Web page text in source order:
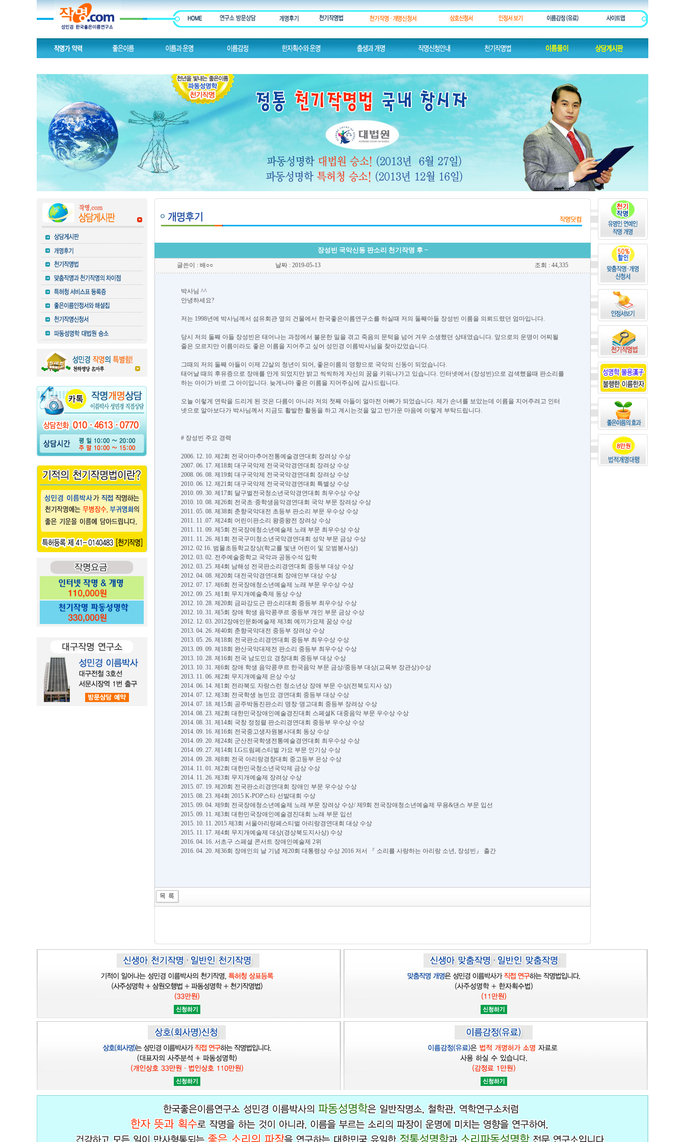
장성빈 국악신동 판소리 천기작명 후 ~
글쓴이 : 배○○ 날짜 : 2019-05-13 조회 : 44,335
박사님 ^^
안녕하세요?
저는 1998년에 박사님께서 섬유회관 옆의 건물에서 한국좋은이름연구소를 하실때 저의 둘째아들 장성빈 이름을 의뢰드렸던 엄마입니다.
당시 저의 둘째 아들 장성빈은 태어나는 과정에서 불운한 일을 겪고 죽음의 문턱을 넘어 겨우 소생했던 상태였습니다. 앞으로의 운명이 어찌될
줄은 모르지만 이름이라도 좋은 이름을 지어주고 싶어 성민경 이름박사님을 찾아갔었습니다.
그때의 저의 둘째 아들이 이제 22살의 청년이 되어, 좋은이름의 영향으로 국악의 신동이 되었습니다.
태어날 때의 후유증으로 장애를 안게 되었지만 밝고 씩씩하게 자신의 꿈을 키워나가고 있습니다. 인터넷에서 (장성빈)으로 검색했을때 판소리를
하는 아이가 바로 그 아이입니다. 늦게나마 좋은 이름을 지어주심에 감사드립니다.
오늘 이렇게 연락을 드리게 된 것은 다름이 아니라 저의 첫째 아들이 얼마전 아빠가 되었습니다. 제가 손녀를 보았는데 이름을 지어주려고 인터
넷으로 알아보다가 박사님께서 지금도 활발한 활동을 하고 계시는것을 알고 반가운 마음에 이렇게 부탁드립니다.
# 장성빈 주요 경력
2006. 12. 10. 제2회 전국아마추어전통예술경연대회 장려상 수상
2007. 06. 17. 제18회 대구국악제 전국국악경연대회 장려상 수상
2008. 06. 08. 제19회 대구국악제 전국국악경연대회 장려상 수상
2010. 06. 12. 제21회 대구국악제 전국국악경연대회 특별상 수상
2010. 09. 30. 제17회 달구벌전국청소년국악경연대회 최우수상 수상
2010. 10. 08. 제26회 전국초·중학생음악경연대회 국악 부문 장려상 수상
2011. 05. 08. 제38회 춘향국악대전 초등부 판소리 부문 우수상 수상
2011. 11 .07. 제24회 어린이판소리 왕중왕전 장려상 수상
2011. 11. 09. 제5회 전국장애청소년예술제 노래 부문 최우수상 수상
2011. 11. 26. 제1회 전국구미청소년국악경연대회 성악 부문 금상 수상
2012. 02 16. 범물초등학교장상(학교를 빛낸 어린이 및 모범봉사상)
2012. 03. 02. 전주예술중학교 국악과 공동수석 입학
2012. 03. 25. 제4회 남해성 전국판소리경연대회 중등부 대상 수상
2012. 04. 08. 제20회 대전국악경연대회 장애인부 대상 수상
2012. 07. 17. 제6회 전국장애청소년예술제 노래 부문 우수상 수상
2012. 09. 25. 제1회 무지개예술축제 동상 수상
2012. 10. 28. 제20회 금파강도근 판소리대회 중등부 최우수상 수상
2012. 10. 31. 제5회 장애 학생 음악콩쿠르 중등부 개인 부문 금상 수상
2012. 12. 03. 2012장애인문화예술제 제3회 예끼가요제 꿈상 수상
2013. 04. 26. 제40회 춘향국악대전 중등부 장려상 수상
2013. 05. 26. 제18회 전국판소리경연대회 중등부 최우수상 수상
2013. 09. 09. 제18회 완산국악대제전 판소리 중등부 최우수상 수상
2013. 10. 28. 제16회 전국 남도민요 경창대회 중등부 대상 수상
2013. 10. 31. 제6회 장애 학생 음악콩쿠르 한국음악 부문 금상/중등부 대상(교육부 장관상)수상
2013. 11. 06. 제2회 무지개예술제 은상 수상
2014. 06. 14. 제1회 전라북도 자랑스런 청소년상 장애 부문 수상(전북도지사 상)
2014. 07. 12. 제3회 전국학생 농민요 경연대회 중등부 대상 수상
2014. 07. 18. 제15회 공주박동진판소리 명창·명고대회 중등부 장려상 수상
2014. 08. 23. 제2회 대한민국장애인예술경진대회 스페셜K 대중음악 부문 우수상 수상
2014. 08. 31. 제14회 국창 정정렬 판소리경연대회 중등부 우수상 수상
2014. 09. 16. 제16회 전국중고생자원봉사대회 동상 수상
2014. 09. 20. 제24회 군산전국학생전통예술경연대회 최우수상 수상
2014. 09. 27. 제14회 LG드림페스티벌 가요 부문 인기상 수상
2014. 09. 28. 제8회 전국 아리랑경창대회 중고등부 은상 수상
2014. 11. 01. 제2회 대한민국청소년국악제 금상 수상
2014. 11. 26. 제3회 무지개예술제 장려상 수상
2015. 07. 19. 제20회 전국판소리경연대회 장애인 부문 우수상 수상
2015. 08. 23. 제4회 2015 K-POP스타 선발대회 수상
2015. 09. 04. 제9회 전국장애청소년예술제 노래 부문 장려상 수상/ 제9회 전국장애청소년예술제 무용&댄스 부문 입선
2015. 09. 11. 제3회 대한민국장애인예술경진대회 노래 부문 입선
2015. 10. 11. 2015 제3회 서울아리랑페스티벌 아리랑경연대회 대상 수상
2015. 11. 17. 제4회 무지개예술제 대상(경상북도지사상) 수상
2016. 04. 16. 서초구 스페셜 콘서트 장애인예술제 2위
2016. 04. 20. 제36회 장애인의 날 기념 제20회 대통령상 수상 2016 저서 『 소리를 사랑하는 아리랑 소년, 장성빈』 출간